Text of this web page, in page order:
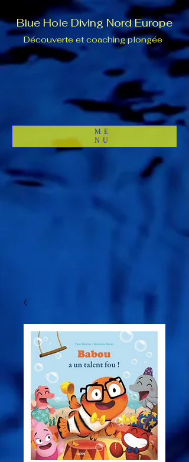
Blue Hole Diving Nord Europe
Découverte et coaching plongée
ME
NU